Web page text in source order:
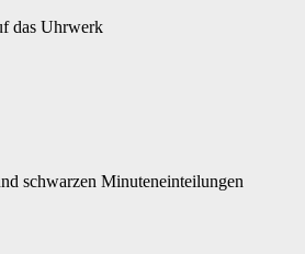
das Uhrwerk
schwarzen Minuteneinteilungen